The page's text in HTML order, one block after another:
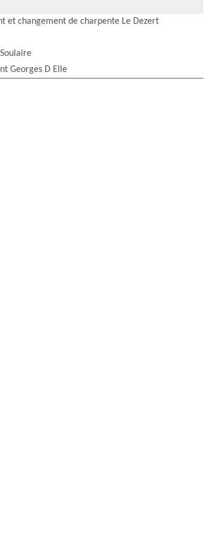
et changement de charpente Le Dezert
Georges D Elle